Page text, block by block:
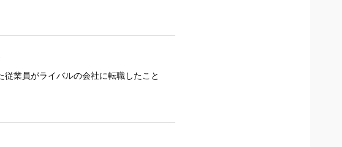
業員がライバルの会社に転職したこと